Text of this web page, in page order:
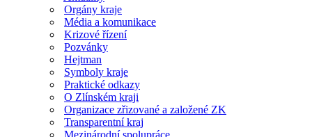
Orgány kraje
Média a komunikace
Krizové řízení
Pozvánky
Hejtman
Symboly kraje
Praktické odkazy
O Zlínském kraji
Organizace zřizované a založené ZK
Transparentní kraj
Mezinárodní spolupráce